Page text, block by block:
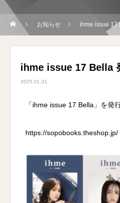
お知らせ ihme issue 17
ihme issue 17 Bella
2025.01.31
「ihme issue 17 Bella」を発
https://sopobooks.theshop.jp/